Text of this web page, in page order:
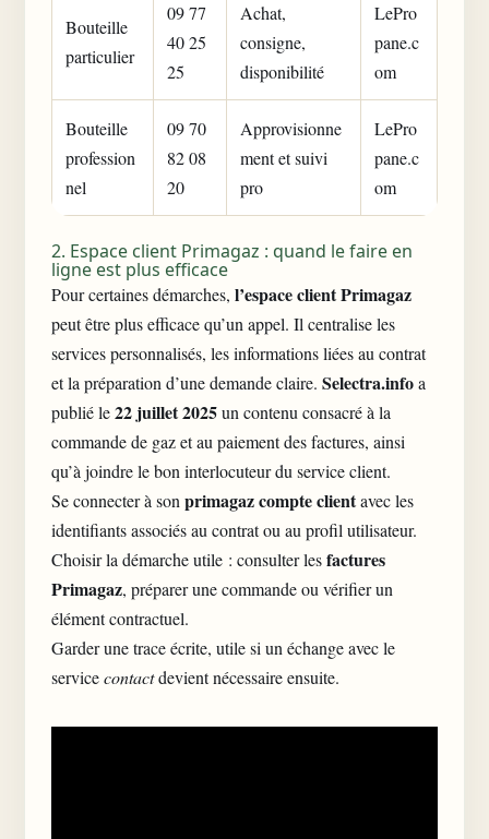
Bouteille
particulier
09 77
40 25
25
Achat,
consigne,
disponibilité
LePro
pane.c
om
Bouteille
profession
nel
09 70
82 08
20
Approvisionne
ment et suivi
pro
LePro
pane.c
om
2. Espace client Primagaz : quand le faire en
ligne est plus efficace
Pour certaines démarches, l’espace client Primagaz
peut être plus efficace qu’un appel. Il centralise les
services personnalisés, les informations liées au contrat
et la préparation d’une demande claire. Selectra.infoa
publié le22 juillet 2025un contenu consacré à la
commande de gaz et au paiement des factures, ainsi
qu’à joindre le bon interlocuteur du service client.
Se connecter à son primagaz compte clientavec les
identifiants associés au contrat ou au profil utilisateur.
Choisir la démarche utile : consulter lesfactures
Primagaz, préparer une commande ou vérifier un
élément contractuel.
Garder une trace écrite, utile si un échange avec le
servicecontactdevient nécessaire ensuite.